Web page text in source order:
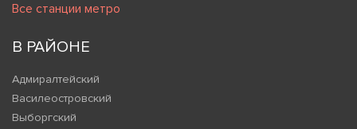
Все станции метро
В РАЙОНЕ
Адмиралтейский
Василеостровский
Выборгский